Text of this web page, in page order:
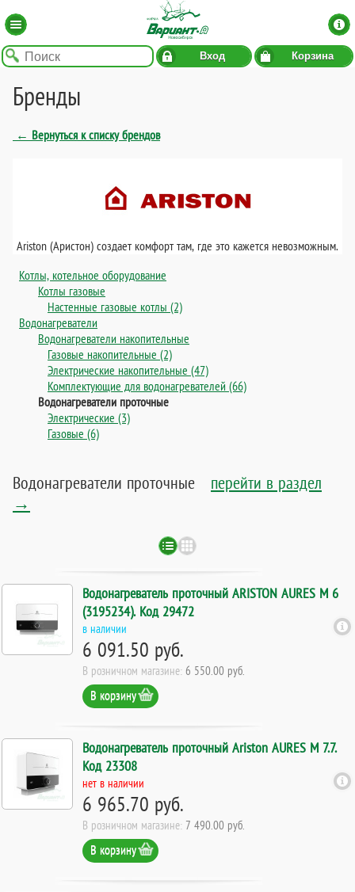
Вход Корзина
Бренды
← Вернуться к списку брендов
Ariston (Аристон) создает комфорт там, где это кажется невозможным.
Котлы, котельное оборудование
Котлы газовые
Настенные газовые котлы (2)
Водонагреватели
Водонагреватели накопительные
Газовые накопительные (2)
Электрические накопительные (47)
Комплектующие для водонагревателей (66)
Водонагреватели проточные
Электрические (3)
Газовые (6)
Водонагреватели проточные
перейти в раздел
→
Водонагреватель проточный ARISTON AURES M 6
(3195234). Код 29472
в наличии
6 091.50 руб.
В розничном магазине: 6 550.00 руб.
В корзину
Водонагреватель проточный Ariston AURES M 7.7.
Код 23308
нет в наличии
6 965.70 руб.
В розничном магазине: 7 490.00 руб.
В корзину